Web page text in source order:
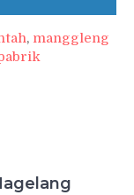
, manggleng